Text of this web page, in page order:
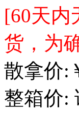
[60天内
货，为
散拿价:
整箱价: